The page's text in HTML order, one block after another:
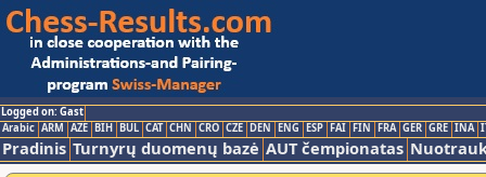
Logged on: Gast
Arabic ARM AZE BIH BUL CAT CHN CRO CZE DEN ENG ESP FAI FIN FRA GER GRE INA
Pradinis Turnyrų duomenų bazė AUT čempionatas